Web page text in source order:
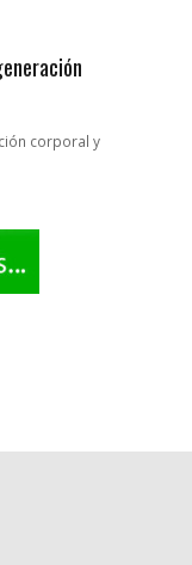
corporal y